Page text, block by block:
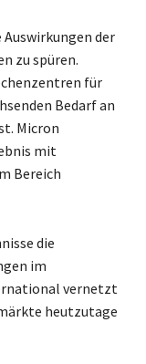
Auswirkungen der
zu spüren.
für
Bedarf an
Micron
mit
Bereich
die
im
vernetzt
heutzutage